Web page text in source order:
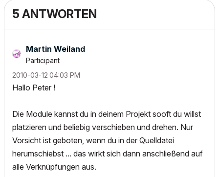
5 ANTWORTEN
Martin Weiland
Participant
‎2010-03-12 04:03 PM
Hallo Peter !
Die Module kannst du in deinem Projekt sooft du willst
platzieren und beliebig verschieben und drehen. Nur
Vorsicht ist geboten, wenn du in der Quelldatei
herumschiebst ... das wirkt sich dann anschließend auf
alle Verknüpfungen aus.